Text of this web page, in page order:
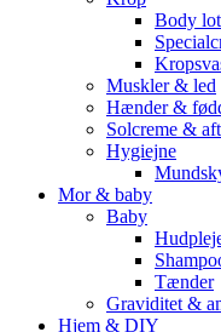
Body
Muskler & led
Hænder &
Solcreme &
Hygiejne
Mor & baby
Baby
Tænder
Graviditet &
Hjem & DIY